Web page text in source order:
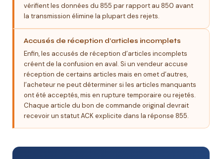
vérifient les données du 855 par rapport au 850 avant
la transmission élimine la plupart des rejets.
Accusés de réception d’articles incomplets
Enfin, les accusés de réception d’articles incomplets
créent de la confusion en aval. Si un vendeur accuse
réception de certains articles mais en omet d’autres,
l’acheteur ne peut déterminer si les articles manquants
ont été acceptés, mis en rupture temporaire ou rejetés.
Chaque article du bon de commande original devrait
recevoir un statut ACK explicite dans la réponse 855.